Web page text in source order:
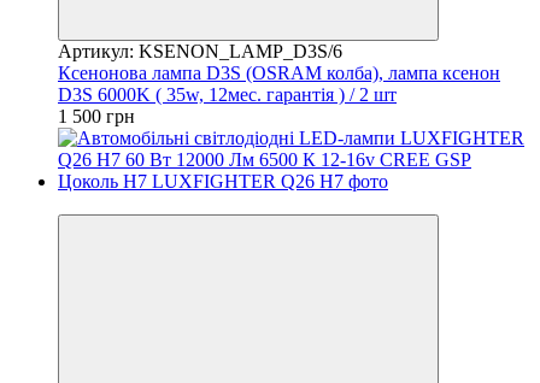
Артикул: KSENON_LAMP_D3S/6
Ксенонова лампа D3S (OSRAM колба), лампа ксенон
D3S 6000K ( 35w, 12мес. гарантія ) / 2 шт
1 500 грн